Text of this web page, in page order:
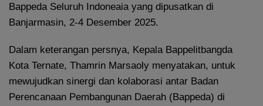
Bappeda Seluruh Indoneaia yang dipusatkan di
Banjarmasin, 2-4 Desember 2025.
Dalam keterangan persnya, Kepala Bappelitbangda
Kota Ternate, Thamrin Marsaoly menyatakan, untuk
mewujudkan sinergi dan kolaborasi antar Badan
Perencanaan Pembangunan Daerah (Bappeda) di